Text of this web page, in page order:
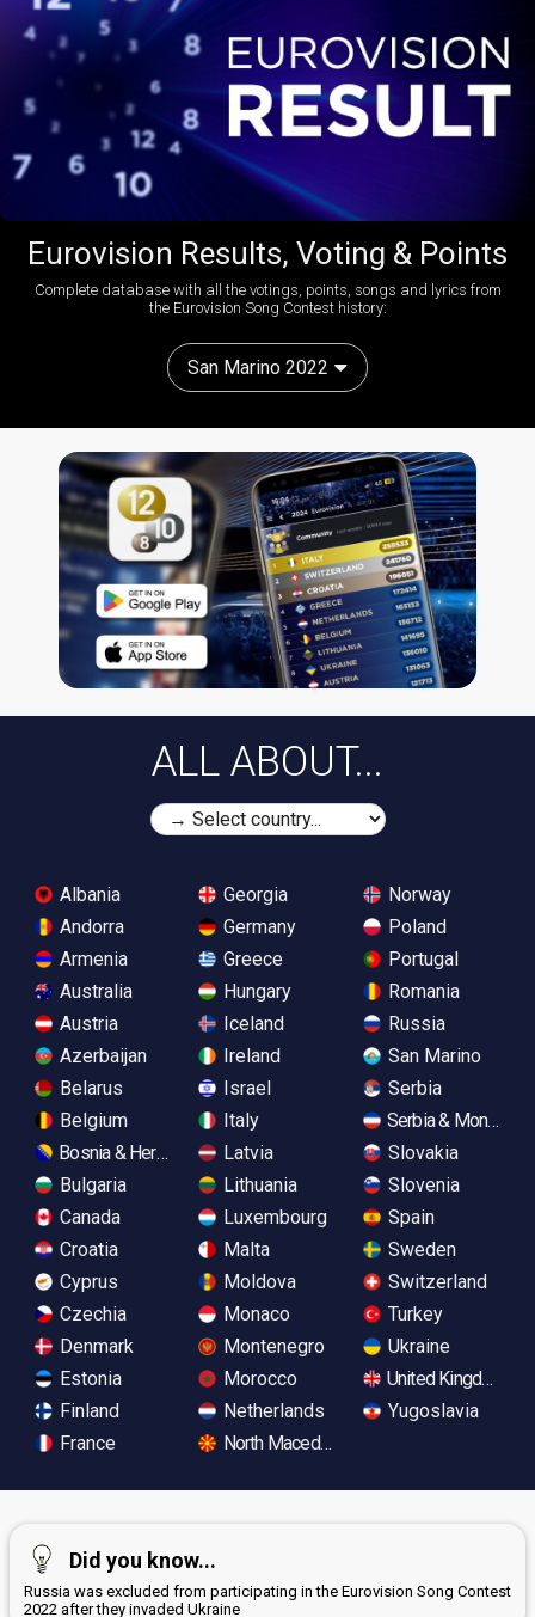
Eurovision Results, Voting & Points
Complete database with all the votings, points, songs and lyrics from
the Eurovision Song Contest history:
San Marino 2022
ALL ABOUT...
Albania
Andorra
Armenia
Australia
Austria
Azerbaijan
Belarus
Belgium
Bosnia & Herzegovina
Bulgaria
Canada
Croatia
Cyprus
Czechia
Denmark
Estonia
Finland
France
Georgia
Germany
Greece
Hungary
Iceland
Ireland
Israel
Italy
Latvia
Lithuania
Luxembourg
Malta
Moldova
Monaco
Montenegro
Morocco
Netherlands
North Macedonia
Norway
Poland
Portugal
Romania
Russia
San Marino
Serbia
Serbia &
Slovakia
Slovenia
Spain
Sweden
Switzerland
Turkey
Ukraine
United Kingdom
Yugoslavia
Did you know...
Russia was excluded from participating in the Eurovision Song Contest
2022 after they invaded Ukraine